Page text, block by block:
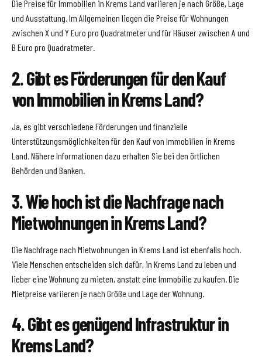
Die Preise für Immobilien in Krems Land variieren je nach Größe, Lage
und Ausstattung. Im Allgemeinen liegen die Preise für Wohnungen
zwischen X und Y Euro pro Quadratmeter und für Häuser zwischen A und
B Euro pro Quadratmeter.
2. Gibt es Förderungen für den Kauf
von Immobilien in Krems Land?
Ja, es gibt verschiedene Förderungen und finanzielle
Unterstützungsmöglichkeiten für den Kauf von Immobilien in Krems
Land. Nähere Informationen dazu erhalten Sie bei den örtlichen
Behörden und Banken.
3. Wie hoch ist die Nachfrage nach
Mietwohnungen in Krems Land?
Die Nachfrage nach Mietwohnungen in Krems Land ist ebenfalls hoch.
Viele Menschen entscheiden sich dafür, in Krems Land zu leben und
lieber eine Wohnung zu mieten, anstatt eine Immobilie zu kaufen. Die
Mietpreise variieren je nach Größe und Lage der Wohnung.
4. Gibt es genügend Infrastruktur in
Krems Land?